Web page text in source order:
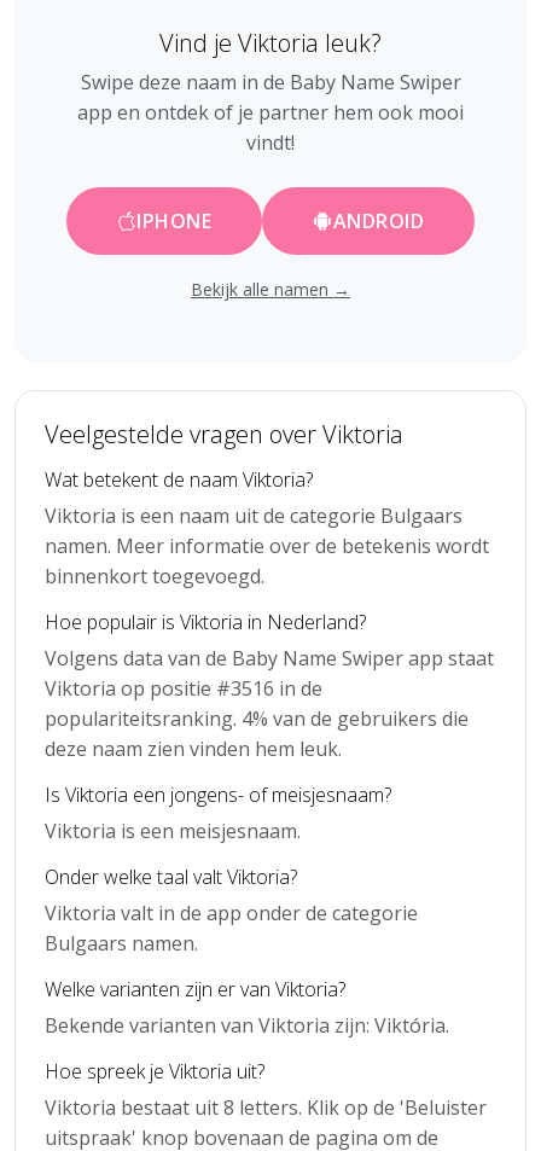
Vind je Viktoria leuk?
Swipe deze naam in de Baby Name Swiper
app en ontdek of je partner hem ook mooi
vindt!
IPHONE ANDROID
Bekijk alle namen →
Veelgestelde vragen over Viktoria
Wat betekent de naam Viktoria?
Viktoria is een naam uit de categorie Bulgaars
namen. Meer informatie over de betekenis wordt
binnenkort toegevoegd.
Hoe populair is Viktoria in Nederland?
Volgens data van de Baby Name Swiper app staat
Viktoria op positie #3516 in de
populariteitsranking. 4% van de gebruikers die
deze naam zien vinden hem leuk.
Is Viktoria een jongens- of meisjesnaam?
Viktoria is een meisjesnaam.
Onder welke taal valt Viktoria?
Viktoria valt in de app onder de categorie
Bulgaars namen.
Welke varianten zijn er van Viktoria?
Bekende varianten van Viktoria zijn: Viktória.
Hoe spreek je Viktoria uit?
Viktoria bestaat uit 8 letters. Klik op de 'Beluister
uitspraak' knop bovenaan de pagina om de